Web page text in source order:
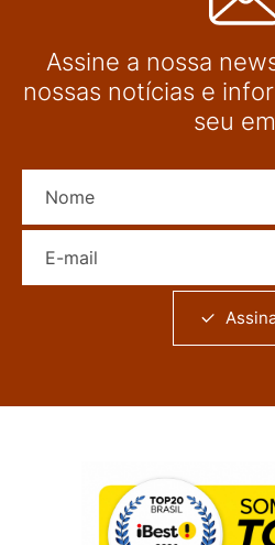
Assine a nossa
nossas notícias e
seu